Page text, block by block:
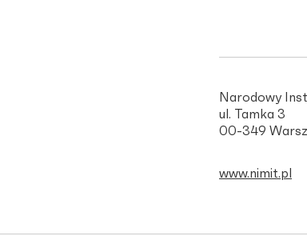
Narodowy
ul. Tamka 3
00-349
www.nimit.pl